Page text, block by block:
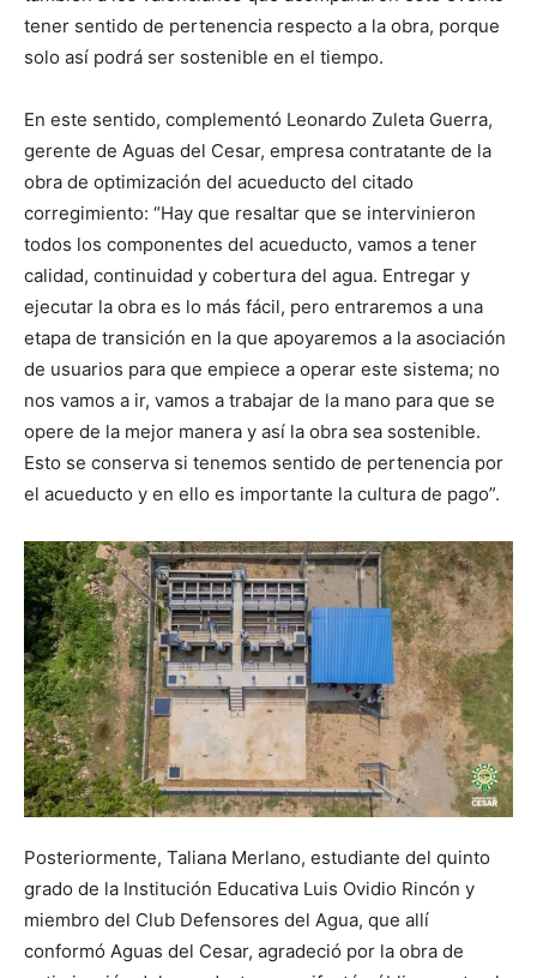
tener sentido de pertenencia respecto a la obra, porque
solo así podrá ser sostenible en el tiempo.
En este sentido, complementó Leonardo Zuleta Guerra,
gerente de Aguas del Cesar, empresa contratante de la
obra de optimización del acueducto del citado
corregimiento: “Hay que resaltar que se intervinieron
todos los componentes del acueducto, vamos a tener
calidad, continuidad y cobertura del agua. Entregar y
ejecutar la obra es lo más fácil, pero entraremos a una
etapa de transición en la que apoyaremos a la asociación
de usuarios para que empiece a operar este sistema; no
nos vamos a ir, vamos a trabajar de la mano para que se
opere de la mejor manera y así la obra sea sostenible.
Esto se conserva si tenemos sentido de pertenencia por
el acueducto y en ello es importante la cultura de pago”.
Posteriormente, Taliana Merlano, estudiante del quinto
grado de la Institución Educativa Luis Ovidio Rincón y
miembro del Club Defensores del Agua, que allí
conformó Aguas del Cesar, agradeció por la obra de